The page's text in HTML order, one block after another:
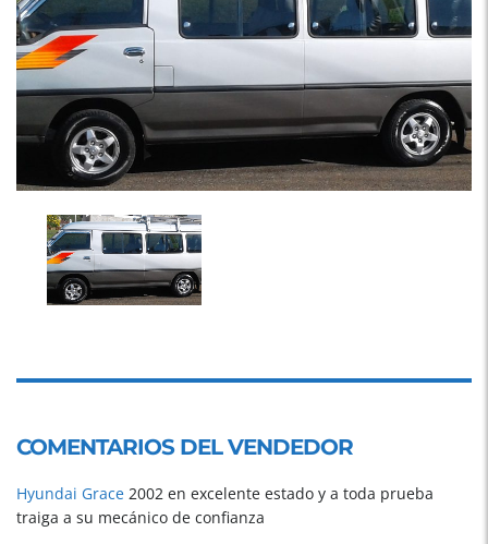
COMENTARIOS DEL VENDEDOR
Hyundai Grace 2002 en excelente estado y a toda prueba
traiga a su mecánico de confianza